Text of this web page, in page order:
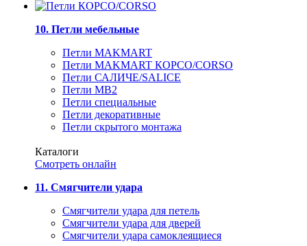
10. Петли мебельные
Петли MAKMART
Петли MAKMART КОРСО/CORSO
Петли САЛИЧЕ/SALICE
Петли MB2
Петли специальные
Петли декоративные
Петли скрытого монтажа
Каталоги
Смотреть онлайн
11. Смягчители удара
Смягчители удара для петель
Смягчители удара для дверей
Cмягчители удара самоклеящиеся